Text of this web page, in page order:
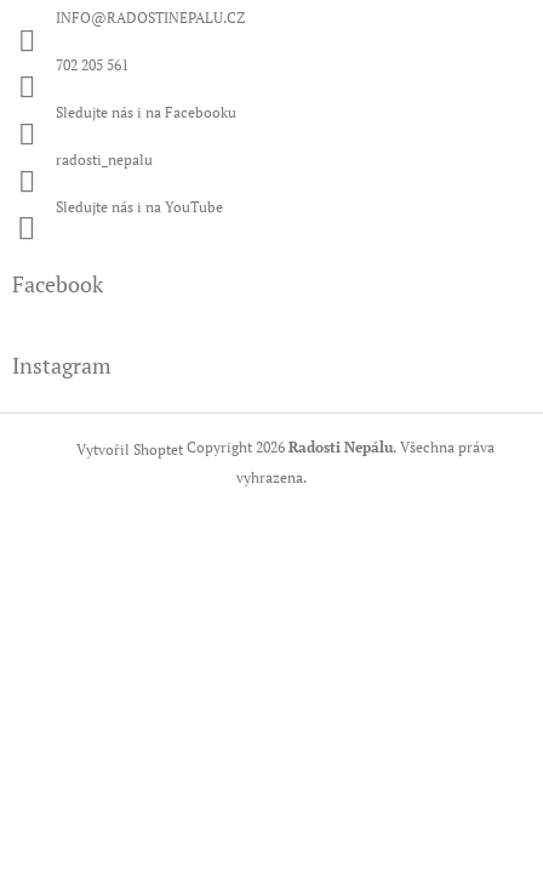
INFO@RADOSTINEPALU.CZ
702 205 561
Sledujte nás i na Facebooku
radosti_nepalu
Sledujte nás i na YouTube
Facebook
Instagram
Vytvořil Shoptet Copyright 2026 Radosti Nepálu. Všechna práva
vyhrazena.